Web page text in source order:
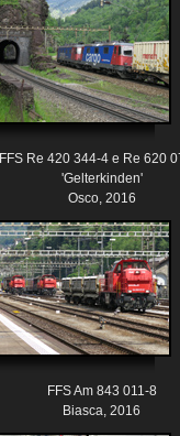
FFS Re 420 344-4 e Re 620
'Gelterkinden'
Osco, 2016
FFS Am 843 011-8
Biasca, 2016